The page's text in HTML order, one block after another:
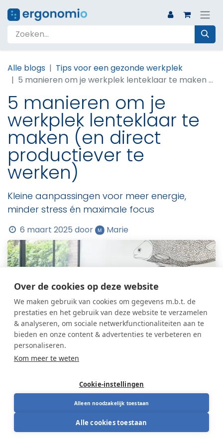
Over de cookies op deze website
We maken gebruik van cookies om gegevens m.b.t. de
prestaties en het gebruik van deze website te verzamelen
& analyseren, om sociale netwerkfunctionaliteiten aan te
bieden en onze content & advertenties te verbeteren en
personaliseren.
Kom meer te weten
Cookie-instellingen
Alleen noodzakelijk toestaan
Alle cookies toestaan
Alle blogs
Tips voor een gezonde werkplek
5 manieren om je werkplek lenteklaar te maken (en direct productiever te werken)
5 manieren om je
werkplek lenteklaar te
maken (en direct
productiever te
werken)
Kleine aanpassingen voor meer energie,
minder stress én maximale focus
6 maart 2025 door Marie